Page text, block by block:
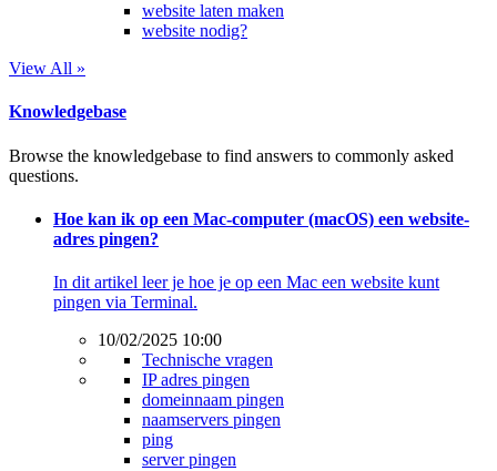
website laten maken
website nodig?
View All »
Knowledgebase
Browse the knowledgebase to find answers to commonly asked
questions.
Hoe kan ik op een Mac-computer (macOS) een website-
adres pingen?
In dit artikel leer je hoe je op een Mac een website kunt
pingen via Terminal.
10/02/2025 10:00
Technische vragen
IP adres pingen
domeinnaam pingen
naamservers pingen
ping
server pingen